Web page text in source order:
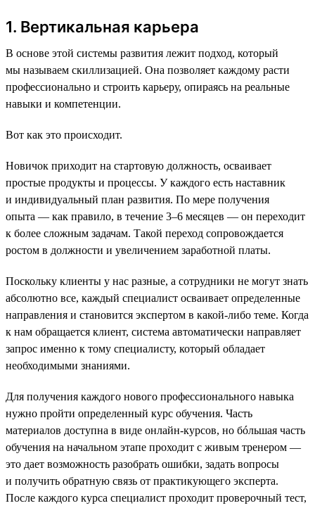
1. Вертикальная карьера
В основе этой системы развития лежит подход, который
мы называем скиллизацией. Она позволяет каждому расти
профессионально и строить карьеру, опираясь на реальные
навыки и компетенции.
Вот как это происходит.
Новичок приходит на стартовую должность, осваивает
простые продукты и процессы. У каждого есть наставник
и индивидуальный план развития. По мере получения
опыта — как правило, в течение 3–6 месяцев — он переходит
к более сложным задачам. Такой переход сопровождается
ростом в должности и увеличением заработной платы.
Поскольку клиенты у нас разные, а сотрудники не могут знать
абсолютно все, каждый специалист осваивает определенные
направления и становится экспертом в какой-либо теме. Когда
к нам обращается клиент, система автоматически направляет
запрос именно к тому специалисту, который обладает
необходимыми знаниями.
Для получения каждого нового профессионального навыка
нужно пройти определенный курс обучения. Часть
материалов доступна в виде онлайн-курсов, но бóльшая часть
обучения на начальном этапе проходит с живым тренером —
это дает возможность разобрать ошибки, задать вопросы
и получить обратную связь от практикующего эксперта.
После каждого курса специалист проходит проверочный тест,